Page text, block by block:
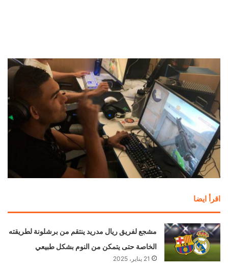
اقرأ ايضا
مشجع لفريق ريال مدريد ينتقم من برشلونة لطريقته
الخاصة حتى يتمكن من النوم بشكل طبيعي
21 يناير، 2025